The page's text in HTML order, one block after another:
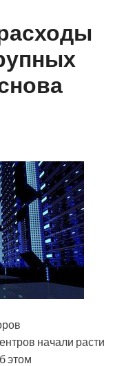
начали расти
этом